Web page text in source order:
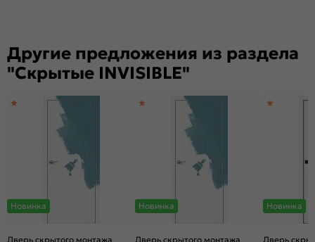
Другие предложения из раздела
"Скрытые INVISIBLE"
Новинка
Дверь скрытого монтажа
Новинка
Дверь скрытого монтажа
Новинка
Дверь